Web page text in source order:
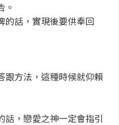
。
的話，實現後要供奉回
跟方法，這種時候就仰賴
話，戀愛之神一定會指引